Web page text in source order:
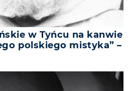
w Tyńcu na kanwie
polskiego mistyka” –